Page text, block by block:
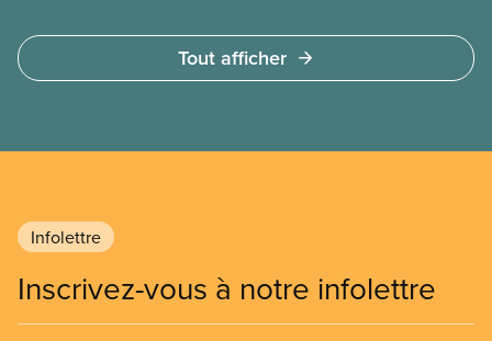
changements climatiques du SCFP est l’outil parfait
pour entamer cette conversation.
Tout afficher
Infolettre
Inscrivez-vous à notre infolettre